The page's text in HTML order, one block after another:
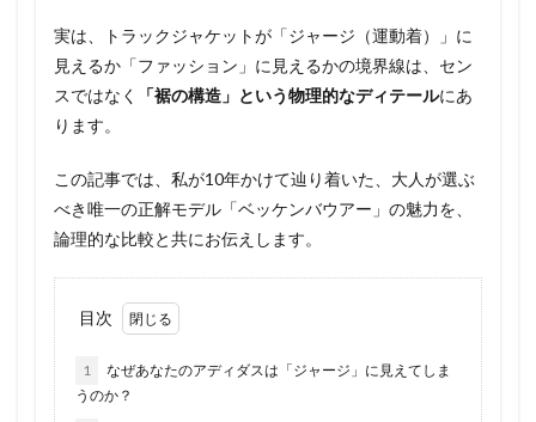
実は、トラックジャケットが「ジャージ（運動着）」に
見えるか「ファッション」に見えるかの境界線は、セン
スではなく
「裾の構造」という物理的なディテールにあ
ります。
この記事では、私が10年かけて辿り着いた、大人が選ぶ
べき唯一の正解モデル「ベッケンバウアー」の魅力を、
論理的な比較と共にお伝えします。
目次
1
なぜあなたのアディダスは「ジャージ」に見えてしま
うのか？